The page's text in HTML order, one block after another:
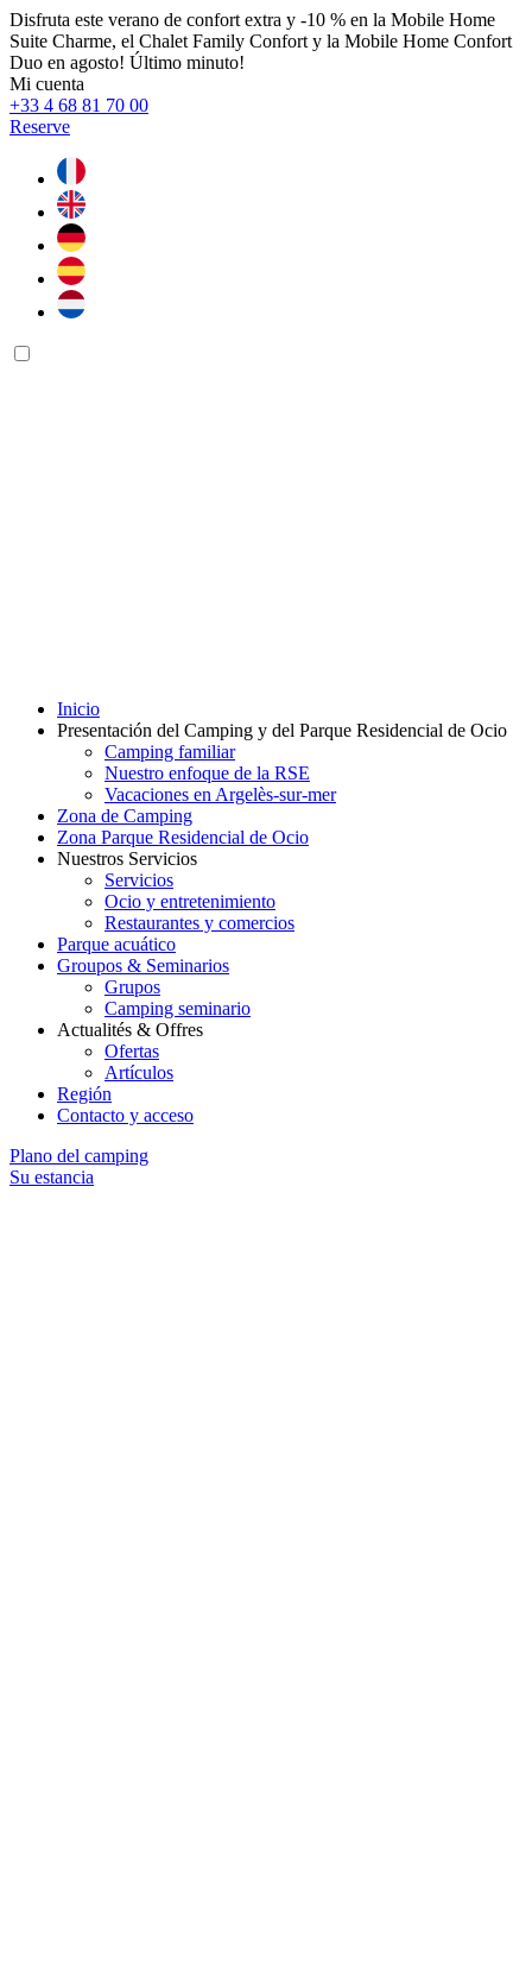
Disfruta este verano de confort extra y -10 % en la Mobile Home
Suite Charme, el Chalet Family Confort y la Mobile Home Confort
Duo en agosto! Último minuto!
Mi cuenta
+33 4 68 81 70 00
Reserve
Inicio
Presentación del Camping y del Parque Residencial de Ocio
Camping familiar
Nuestro enfoque de la RSE
Vacaciones en Argelès-sur-mer
Zona de Camping
Zona Parque Residencial de Ocio
Nuestros Servicios
Servicios
Ocio y entretenimiento
Restaurantes y comercios
Parque acuático
Groupos & Seminarios
Grupos
Camping seminario
Actualités & Offres
Ofertas
Artículos
Región
Contacto y acceso
Plano del camping
Su estancia